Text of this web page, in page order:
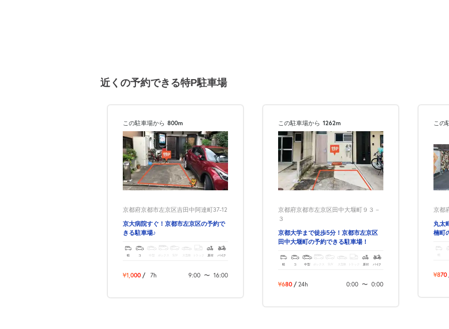
近くの予約できる特P駐車場
この駐車場から 800m
京都府京都市左京区吉田中阿達町37-12
京大病院すぐ！京都市左京区の予約で
きる駐車場♪
軽 コ 中型 ボックス SUV 大型車 トラック 原付 バイク
¥1,000 / 7h 9:00 〜 16:00
この駐車場から 1262m
京都府京都市左京区田中大堰町９３－
３
京都大学まで徒歩5分！京都市左京区
田中大堰町の予約できる駐車場！
軽 コ 中型 ボックス SUV 大型車 トラック 原付 バイク
¥680 / 24h 0:00 〜 0:00
この
京都
丸太
楠町
¥870